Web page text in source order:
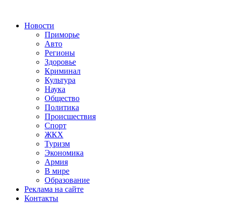
Новости
Приморье
Авто
Регионы
Здоровье
Криминал
Культура
Наука
Общество
Политика
Происшествия
Спорт
ЖКХ
Туризм
Экономика
Армия
В мире
Образование
Реклама на сайте
Контакты